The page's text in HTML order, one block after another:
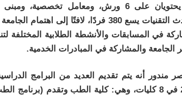
ومسرح مجهز بأحدث التقنيات يسع 380 فردًا، لافتًا
في المسابقات والأنشطة الطلابية المختلفة
الجامعة والمشاركة في المبادرات الخدمية.
مندور أنه يتم تقديم العديد من البرامج
الحالي 2024-2025 في 8 كليات، وهي: كلية الطب وتقدم